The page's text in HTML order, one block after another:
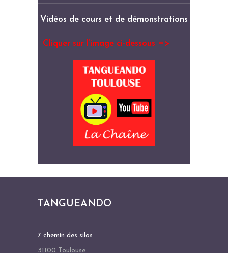
Vidéos de cours et de démonstrations
Cliquer sur l’image ci-dessous =>
TANGUEANDO
7 chemin des silos
31100 Toulouse